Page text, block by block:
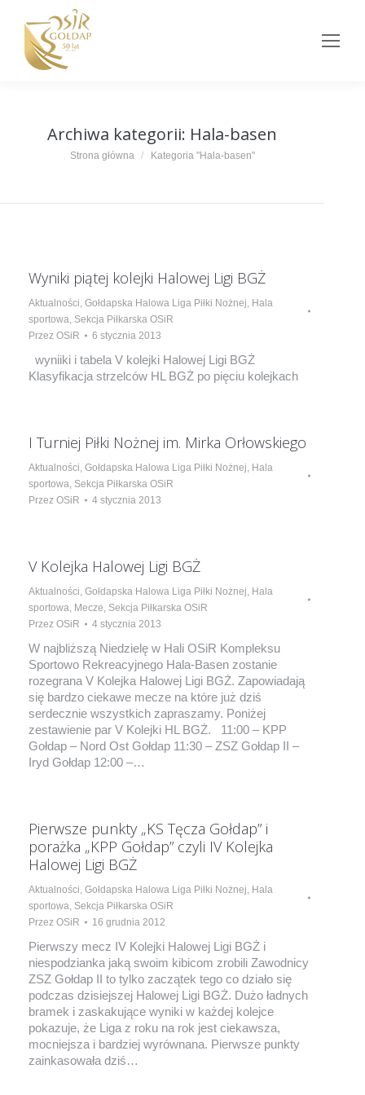
Archiwa kategorii: Hala-basen
Jesteś tutaj:
Strona główna Kategoria "Hala-basen"
Wyniki piątej kolejki Halowej Ligi BGŻ
Aktualności, Gołdapska Halowa Liga Piłki Nożnej, Hala
sportowa, Sekcja Piłkarska OSiR
Przez OSiR 6 stycznia 2013
wyniiki i tabela V kolejki Halowej Ligi BGŻ
Klasyfikacja strzelców HL BGŻ po pięciu kolejkach
I Turniej Piłki Nożnej im. Mirka Orłowskiego
Aktualności, Gołdapska Halowa Liga Piłki Nożnej, Hala
sportowa, Sekcja Piłkarska OSiR
Przez OSiR 4 stycznia 2013
V Kolejka Halowej Ligi BGŻ
Aktualności, Gołdapska Halowa Liga Piłki Nożnej, Hala
sportowa, Mecze, Sekcja Piłkarska OSiR
Przez OSiR 4 stycznia 2013
W najbliższą Niedzielę w Hali OSiR Kompleksu
Sportowo Rekreacyjnego Hala-Basen zostanie
rozegrana V Kolejka Halowej Ligi BGŻ. Zapowiadają
się bardzo ciekawe mecze na które już dziś
serdecznie wszystkich zapraszamy. Poniżej
zestawienie par V Kolejki HL BGŻ. 11:00 – KPP
Gołdap – Nord Ost Gołdap 11:30 – ZSZ Gołdap II –
Iryd Gołdap 12:00 –…
Pierwsze punkty „KS Tęcza Gołdap” i
porażka „KPP Gołdap” czyli IV Kolejka
Halowej Ligi BGŻ
Aktualności, Gołdapska Halowa Liga Piłki Nożnej, Hala
sportowa, Sekcja Piłkarska OSiR
Przez OSiR 16 grudnia 2012
Pierwszy mecz IV Kolejki Halowej Ligi BGŻ i
niespodzianka jaką swoim kibicom zrobili Zawodnicy
ZSZ Gołdap II to tylko zaczątek tego co działo się
podczas dzisiejszej Halowej Ligi BGŻ. Dużo ładnych
bramek i zaskakujące wyniki w każdej kolejce
pokazuje, że Liga z roku na rok jest ciekawsza,
mocniejsza i bardziej wyrównana. Pierwsze punkty
zainkasowała dziś…